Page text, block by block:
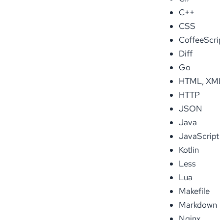
C++
CSS
Diff
Go
HTML,
HTTP
JSON
Java
JavaScript
Kotlin
Less
Lua
Makefile
Markdown